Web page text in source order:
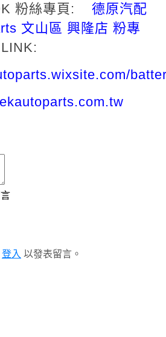
粉絲專頁:
德原汽配
文山區 興隆店 粉專
登入 以發表留言。